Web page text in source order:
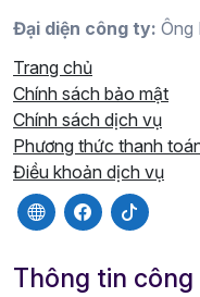
Đại diện công ty: Ông
Trang chủ
Chính sách bảo mật
Chính sách dịch vụ
Phương thức thanh
Điều khoản dịch vụ
Thông tin